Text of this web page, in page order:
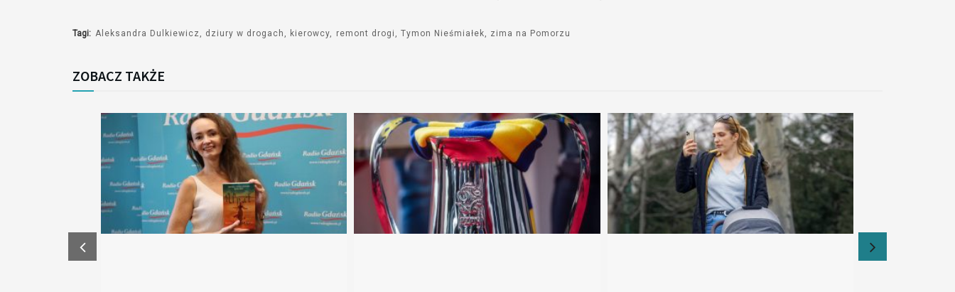
oraz
lub
zmniejszyć
głośność.
Tagi: Aleksandra Dulkiewicz dziury w drogach kierowcy remont drogi Tymon Nieśmiałek zima na Pomorzu
ZOBACZ TAKŻE